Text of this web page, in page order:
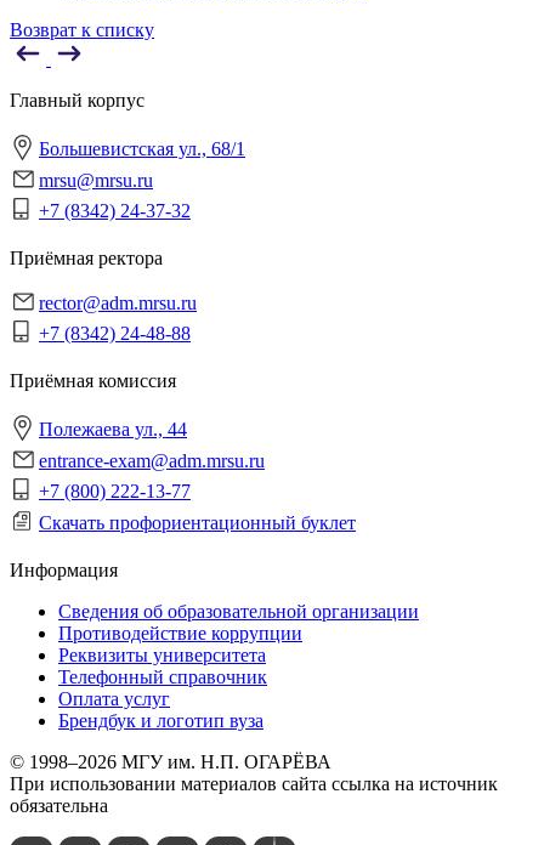
Возврат к списку
Главный корпус
Большевистская ул., 68/1
mrsu@mrsu.ru
+7 (8342) 24-37-32
Приёмная ректора
rector@adm.mrsu.ru
+7 (8342) 24-48-88
Приёмная комиссия
Полежаева ул., 44
entrance-exam@adm.mrsu.ru
+7 (800) 222-13-77
Скачать профориентационный буклет
Информация
Сведения об образовательной организации
Противодействие коррупции
Реквизиты университета
Телефонный справочник
Оплата услуг
Брендбук и логотип вуза
© 1998–2026 МГУ им. Н.П. ОГАРЁВА
При использовании материалов сайта ссылка на источник
обязательна